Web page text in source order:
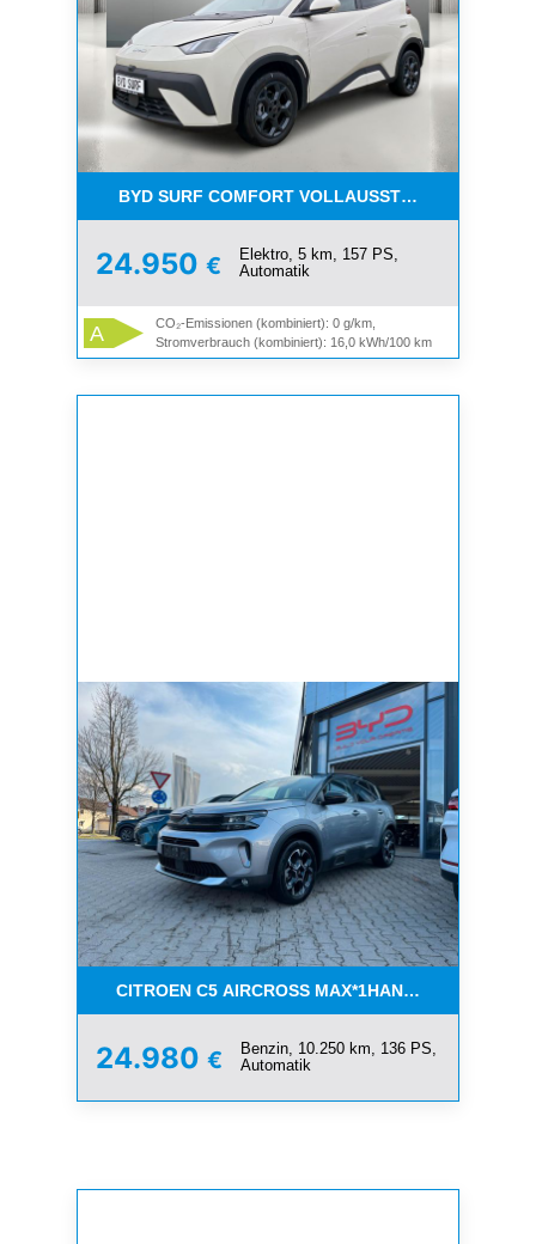
BYD SURF COMFORT VOLLAUSSTATTUNG !!!
24.950 €
Elektro, 5 km, 157 PS,
Automatik
A
CO₂-Emissionen (kombiniert): 0 g/km,
Stromverbrauch (kombiniert): 16,0 kWh/100 km
CITROEN C5 AIRCROSS MAX*1HAND*8FACH
24.980 €
Benzin, 10.250 km, 136 PS,
Automatik